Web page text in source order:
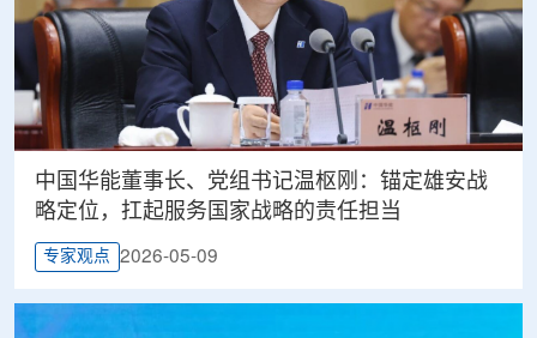
中国华能董事长、党组书记温枢刚：锚定雄安战
略定位，扛起服务国家战略的责任担当
专家观点 2026-05-09